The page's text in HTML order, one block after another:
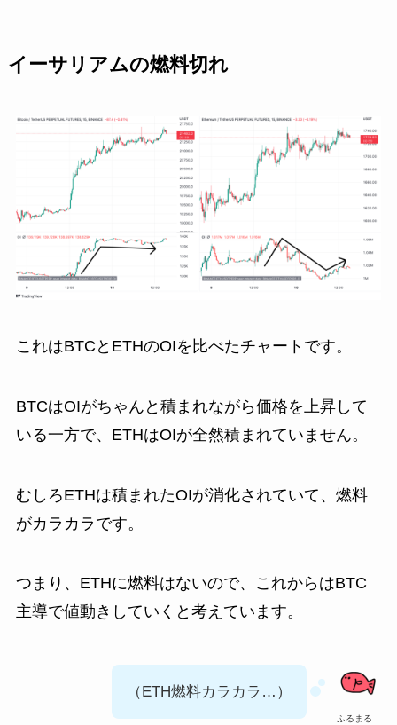
イーサリアムの燃料切れ
これはBTCとETHのOIを比べたチャートです。
BTCはOIがちゃんと積まれながら価格を上昇して
いる一方で、ETHはOIが全然積まれていません。
むしろETHは積まれたOIが消化されていて、燃料
がカラカラです。
つまり、ETHに燃料はないので、これからはBTC
主導で値動きしていくと考えています。
ふるまる
（ETH燃料カラカラ…）